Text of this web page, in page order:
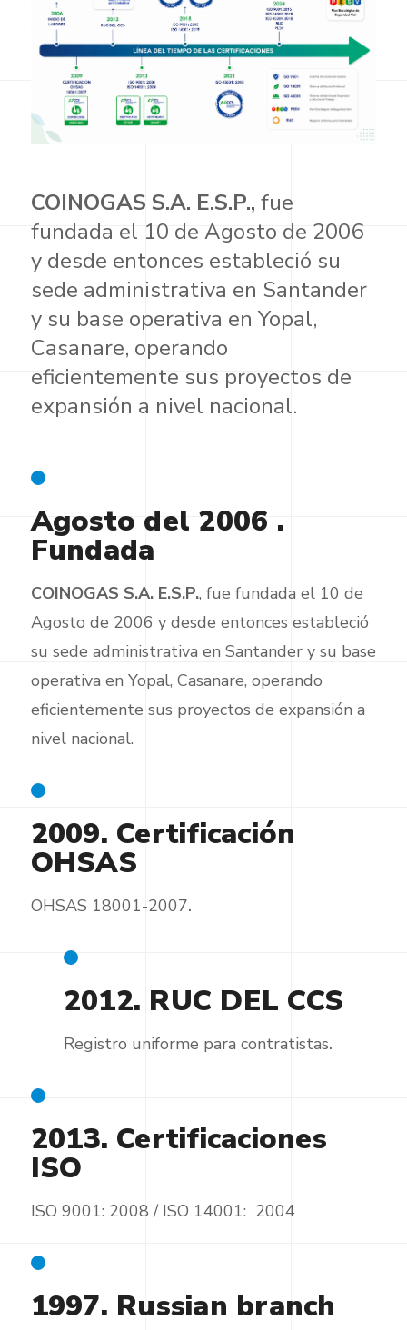
COINOGAS S.A. E.S.P., fue
fundada el 10 de Agosto de 2006
y desde entonces estableció su
sede administrativa en Santander
y su base operativa en Yopal,
Casanare, operando
eficientemente sus proyectos de
expansión a nivel nacional.
Agosto del 2006 .
Fundada
COINOGAS S.A. E.S.P., fue fundada el 10 de
Agosto de 2006 y desde entonces estableció
su sede administrativa en Santander y su base
operativa en Yopal, Casanare, operando
eficientemente sus proyectos de expansión a
nivel nacional.
2009. Certificación
OHSAS
OHSAS 18001-2007.
2012. RUC DEL CCS
Registro uniforme para contratistas.
2013. Certificaciones
ISO
ISO 9001: 2008 / ISO 14001: 2004
1997. Russian branch